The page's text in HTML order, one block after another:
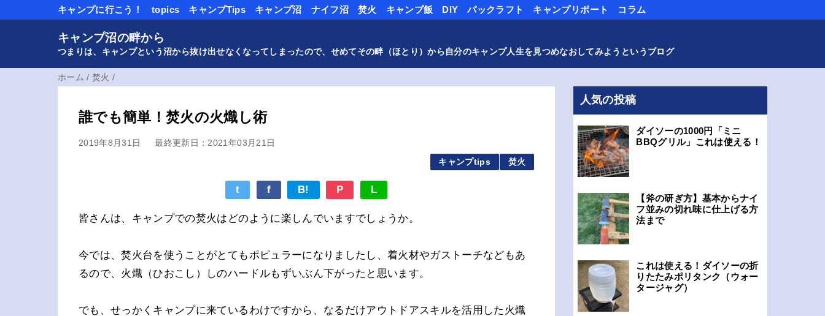
キャンプに行こう！ topics キャンプTips キャンプ沼 ナイフ沼 焚火 キャンプ飯 DIY パックラフト キャンプリポート コラム
キャンプ沼の畔から
つまりは、キャンプという沼から抜け出せなくなってしまったので、せめてその畔（ほとり）から自分のキャンプ人生を見つめなおしてみようというブログ
ホーム /焚火 /
誰でも簡単！焚火の火熾し術
2019年8月31日 最終更新日：2021年03月21日
キャンプtips 焚火
t f B! P L
皆さんは、キャンプでの焚火はどのように楽しんでいますでしょうか。
今では、焚火台を使うことがとてもポピュラーになりましたし、着火材やガストーチなどもあ
るので、火熾（ひおこし）しのハードルもずいぶん下がったと思います。
でも、せっかくキャンプに来ているわけですから、なるだけアウトドアスキルを活用した火熾
人気の投稿
ダイソーの1000円「ミニ
BBQグリル」これは使える！
【斧の研ぎ方】基本からナイ
フ並みの切れ味に仕上げる方
法まで
これは使える！ダイソーの折
りたたみポリタンク（ウォー
タージャグ）